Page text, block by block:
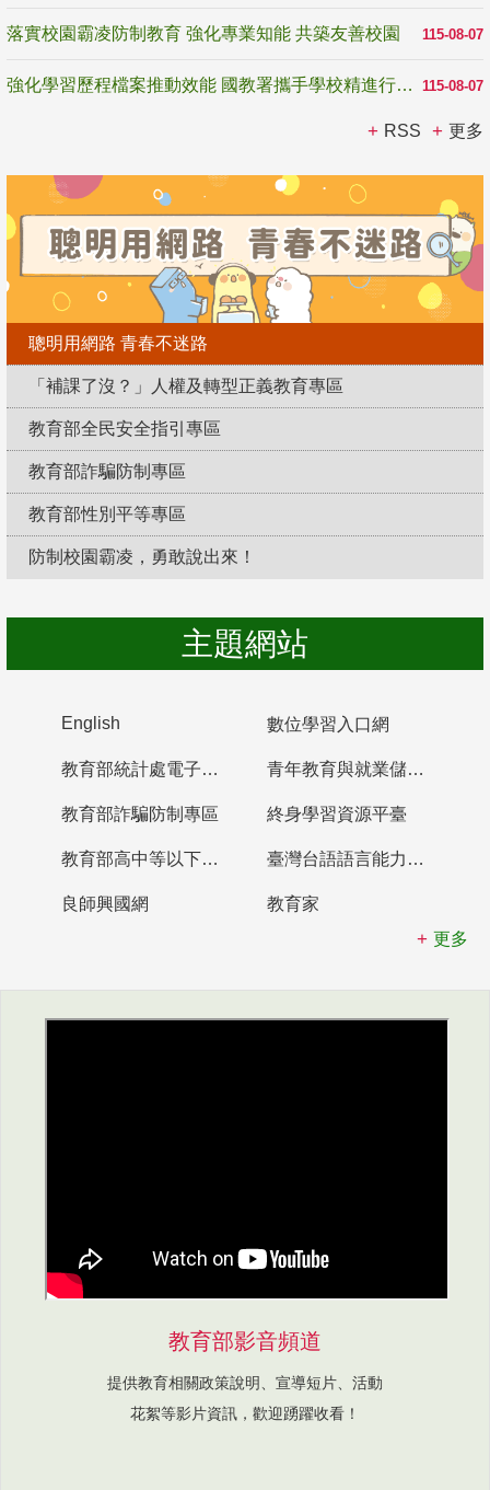
115-08-07
落實校園霸凌防制教育 強化專業知能 共築友善校園
115-08-07
強化學習歷程檔案推動效能 國教署攜手學校精進行政與教學支持
RSS 更多
聰明用網路 青春不迷路
「補課了沒？」人權及轉型正義教育專區
教育部全民安全指引專區
教育部詐騙防制專區
教育部性別平等專區
防制校園霸凌，勇敢說出來！
主題網站
English 數位學習入口網
教育部統計處電子書櫃 青年教育與就業儲蓄帳戶
教育部詐騙防制專區 終身學習資源平臺
教育部高中等以下學校及幼兒園教師資格檢定考試 臺灣台語語言能力認證網站
良師興國網
教育家
更多
教育部影音頻道
提供教育相關政策說明、宣導短片、活動
花絮等影片資訊，歡迎踴躍收看！